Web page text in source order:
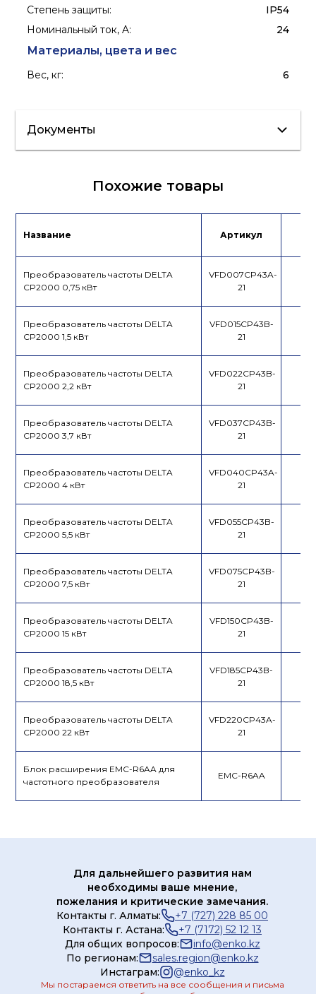
Степень защиты:
IP54
Номинальный ток, A: 24
Материалы, цвета и вес
Вес, кг: 6
Документы
Декларация
Каталог
Похожие товары
Название Артикул
Преобразователь частоты DELTA
CP2000 0,75 кВт
VFD007CP43A-
21
Преобразователь частоты DELTA
CP2000 1,5 кВт
VFD015CP43B-
21
Преобразователь частоты DELTA
CP2000 2,2 кВт
VFD022CP43B-
21
Преобразователь частоты DELTA
CP2000 3,7 кВт
VFD037CP43B-
21
Преобразователь частоты DELTA
CP2000 4 кВт
VFD040CP43A-
21
Преобразователь частоты DELTA
CP2000 5,5 кВт
VFD055CP43B-
21
Преобразователь частоты DELTA
CP2000 7,5 кВт
VFD075CP43B-
21
Преобразователь частоты DELTA
CP2000 15 кВт
VFD150CP43B-
21
Преобразователь частоты DELTA
CP2000 18,5 кВт
VFD185CP43B-
21
Преобразователь частоты DELTA
CP2000 22 кВт
VFD220CP43A-
21
Блок расширения EMC-R6AA для
частотного преобразователя
EMC-R6AA
Для дальнейшего развития нам
необходимы ваше мнение,
пожелания и критические замечания.
Контакты г. Алматы:
+7 (727) 228 85 00
Контакты г. Астана:
+7 (7172) 52 12 13
Для общих вопросов:
info@enko.kz
По регионам:
sales.region@enko.kz
Инстаграм:
@enko_kz
Мы постараемся ответить на все сообщения и письма